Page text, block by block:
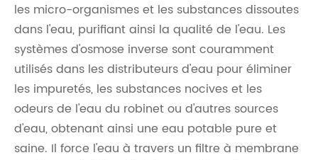
les micro-organismes et les substances dissoutes
dans l'eau, purifiant ainsi la qualité de l'eau. Les
systèmes d'osmose inverse sont couramment
utilisés dans les distributeurs d'eau pour éliminer
les impuretés, les substances nocives et les
odeurs de l'eau du robinet ou d'autres sources
d'eau, obtenant ainsi une eau potable pure et
saine. Il force l'eau à travers un filtre à membrane